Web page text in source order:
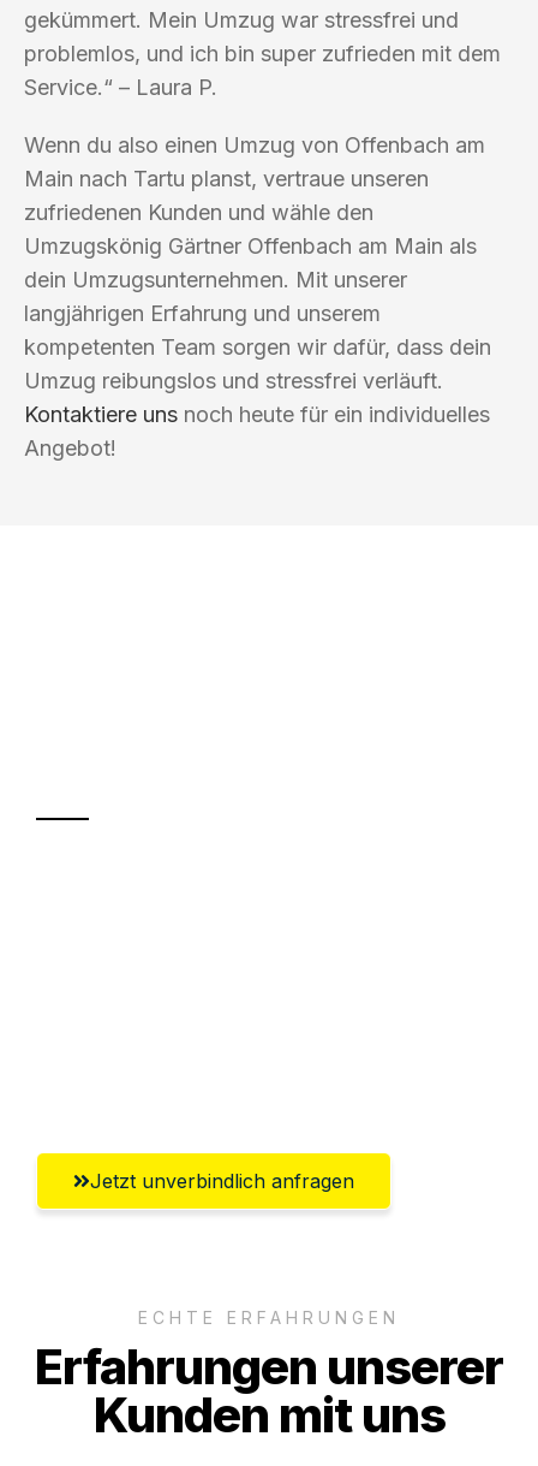
gekümmert. Mein Umzug war stressfrei und
problemlos, und ich bin super zufrieden mit dem
Service.“ – Laura P.
Wenn du also einen Umzug von Offenbach am
Main nach Tartu planst, vertraue unseren
zufriedenen Kunden und wähle den
Umzugskönig Gärtner Offenbach am Main als
dein Umzugsunternehmen. Mit unserer
langjährigen Erfahrung und unserem
kompetenten Team sorgen wir dafür, dass dein
Umzug reibungslos und stressfrei verläuft.
Kontaktiere uns noch heute für ein individuelles
Angebot!
Jetzt unverbindlich anfragen
ECHTE ERFAHRUNGEN
Erfahrungen unserer
Kunden mit uns